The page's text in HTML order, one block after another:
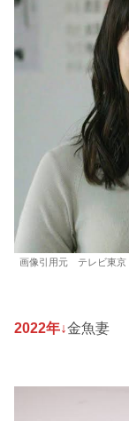
画像引用元 テレビ東京
2022年↓金魚妻